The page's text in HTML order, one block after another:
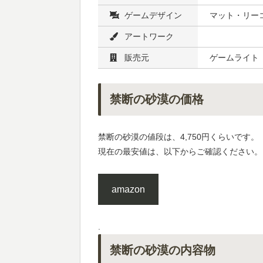
ゲームデザイン マット・リー
アートワーク
販売元 ゲームライト
禁断の砂漠の価格
禁断の砂漠の値段は、4,750円くらいです。
現在の最安値は、以下からご確認ください。
amazon
.
禁断の砂漠の内容物